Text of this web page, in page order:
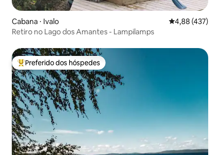
Cabana ⋅ Ivalo 4,88 de uma
4,88 (437)
Retiro no Lago dos Amantes - Lampilamps
Entre os melhores preferidos dos hóspedes
Preferido dos hóspedes